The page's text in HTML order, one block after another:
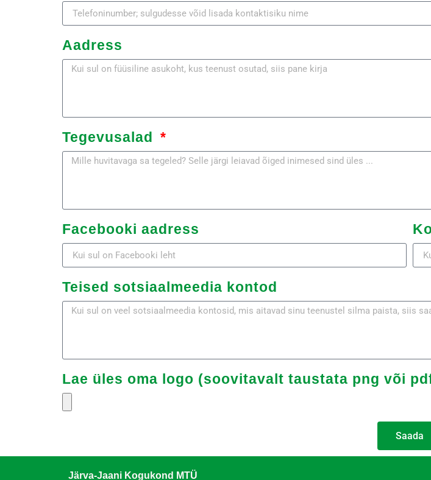
Aadress
Tegevusalad
Facebooki aadress
Teised sotsiaalmeedia kontod
Lae üles oma logo (soovitavalt taustata png või
Saada
Järva-Jaani Kogukond MTÜ